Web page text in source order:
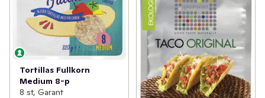
Tortillas Fullkorn
Medium 8-p
8 st, Garant